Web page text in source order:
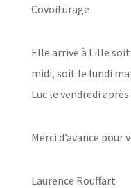
Covoiturage
Elle arrive à Lille
midi, soit le lundi
Luc le vendredi
Merci d’avance
Laurence Rouffart